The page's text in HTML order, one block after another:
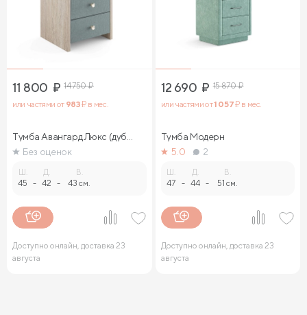
11 800 ₽ 14 750₽
или частями от 983₽ в мес.
Тумба Авангард Люкс (дуб
сонома)
Без оценок
Ш.
45 -
Д.
42 -
В.
43 см.
Доступно онлайн, доставка 23
августа
12 690 ₽ 15 870₽
или частями от1 057₽ в мес.
Тумба Модерн
5.0
2
Ш.
47 -
Д.
44 -
В.
51 см.
Доступно онлайн, доставка 23
августа